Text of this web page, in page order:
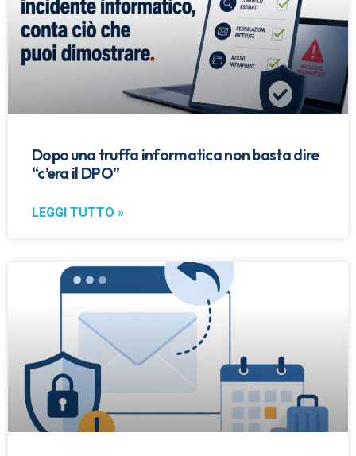
Dopo una truffa informatica non basta dire
“c’era il DPO”
LEGGI TUTTO »